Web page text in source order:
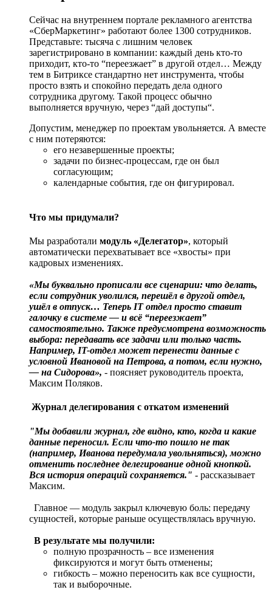
Сейчас на внутреннем портале рекламного агентства
«СберМаркетинг» работают более 1300 сотрудников.
Представьте: тысяча с лишним человек
зарегистрировано в компании: каждый день кто-то
приходит, кто-то “переезжает” в другой отдел… Между
тем в Битриксе стандартно нет инструмента, чтобы
просто взять и спокойно передать дела одного
сотрудника другому. Такой процесс обычно
выполняется вручную, через “дай доступы“.
Допустим, менеджер по проектам увольняется. А вместе
с ним потеряются:
его незавершенные проекты;
задачи по бизнес-процессам, где он был
согласующим;
календарные события, где он фигурировал.
Что мы придумали?
Мы разработали модуль «Делегатор», который
автоматически перехватывает все «хвосты» при
кадровых изменениях.
«Мы буквально прописали все сценарии: что делать,
если сотрудник уволился, перешёл в другой отдел,
ушёл в отпуск… Теперь IT отдел просто ставит
галочку в системе — и всё “переезжает”
самостоятельно. Также предусмотрена возможность
выбора: передавать все задачи или только часть.
Например, IT-отдел может перенести данные с
условной Ивановой на Петрова, а потом, если нужно,
— на Сидорова», - поясняет руководитель проекта,
Максим Поляков.
Журнал делегирования с откатом изменений
"Мы добавили журнал, где видно, кто, когда и какие
данные переносил. Если что-то пошло не так
(например, Иванова передумала увольняться), можно
отменить последнее делегирование одной кнопкой.
Вся история операций сохраняется." - рассказывает
Максим.
Главное — модуль закрыл ключевую боль: передачу
сущностей, которые раньше осуществлялась вручную.
В результате мы получили:
полную прозрачность – все изменения
фиксируются и могут быть отменены;
гибкость – можно переносить как все сущности,
так и выборочные.